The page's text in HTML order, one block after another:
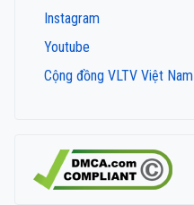
Instagram
Youtube
Cộng đồng VLTV Việt Nam